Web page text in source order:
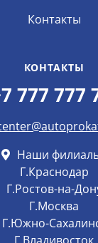
Контакты
КОНТАКТЫ
777 777
Наши
Г.Краснодар
Г.Ростов-на-
Г.Москва
Г.Южно-